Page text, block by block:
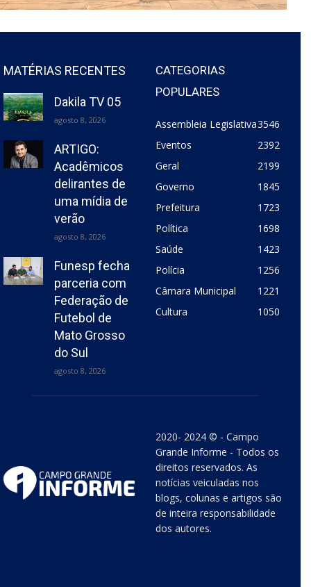
MATÉRIAS RECENTES
Dakila TV 05
agosto 8, 2026
ARTIGO:
Acadêmicos
delirantes de
uma mídia de
verão
agosto 8, 2026
Funesp fecha
parceria com
Federação de
Futebol de
Mato Grosso
do Sul
agosto 8, 2026
CATEGORIAS
POPULARES
Assembleia Legislativa3546
Eventos
2392
Geral
2199
Governo
1845
Prefeitura
1723
Política
1698
Saúde
1423
Polícia
1256
Câmara Municipal
1221
Cultura
1050
2020- 2024 © - Campo
Grande Informe - Todos os
direitos reservados. As
notícias veiculadas nos
blogs, colunas e artigos são
de inteira responsabilidade
dos autores.